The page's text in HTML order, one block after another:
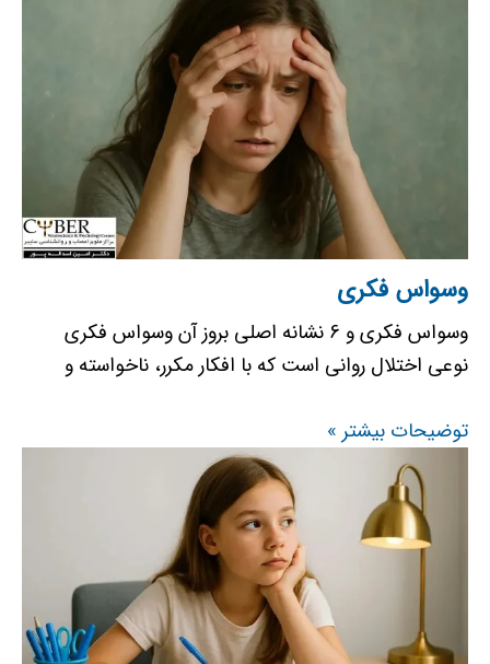
وسواس فکری
وسواس فکری و 6 نشانه اصلی بروز آن وسواس فکری
نوعی اختلال روانی است که با افکار مکرر، ناخواسته و
توضیحات بیشتر »